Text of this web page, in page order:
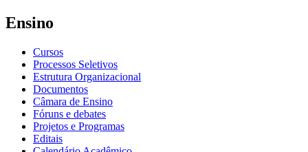
Ensino
Cursos
Processos Seletivos
Estrutura Organizacional
Documentos
Câmara de Ensino
Fóruns e debates
Projetos e Programas
Editais